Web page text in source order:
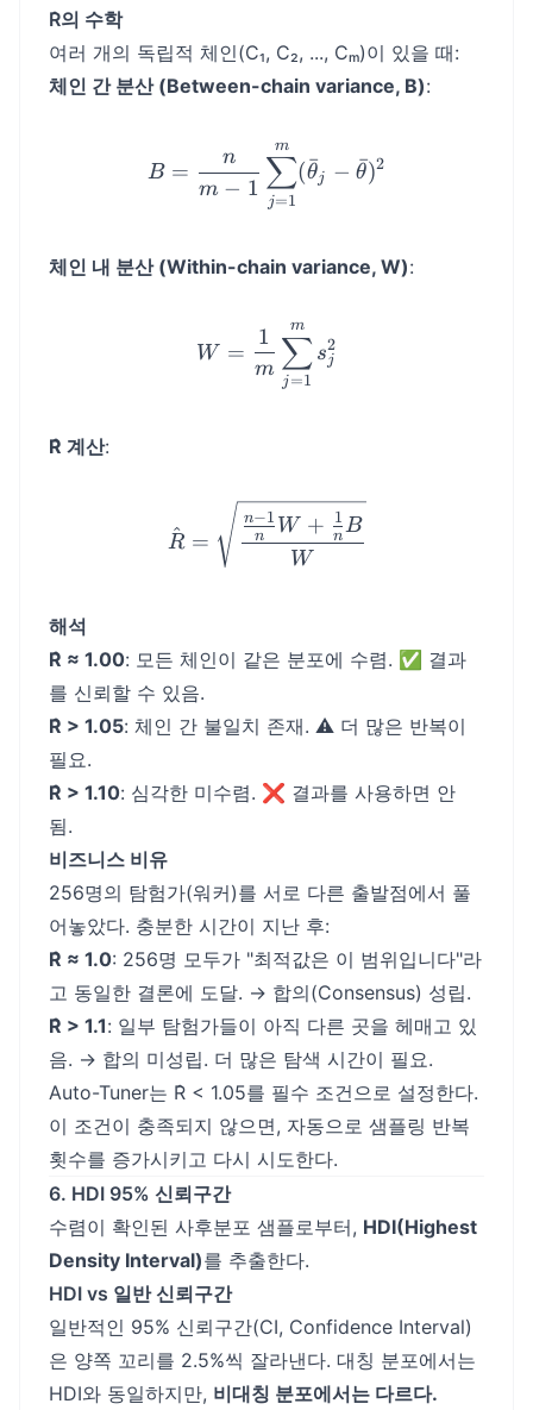
R̂의 수학
여러 개의 독립적 체인(C₁, C₂, ..., Cₘ)이 있을 때:
체인 간 분산 (Between-chain variance, B):
B = \frac{n}{m-1}
B =
m − 1
n
j=1
∑
m
(θ
ˉj − θ
ˉ)2
체인 내 분산 (Within-chain variance, W):
W = \frac{1}{m}
W =
m
1
j =1
∑
m
sj
2
R̂ 계산:
\hat{R} =
R
^ =
W
n
n−1 W + n
1 B
해석
R̂ ≈ 1.00: 모든 체인이 같은 분포에 수렴. ✅ 결과
를 신뢰할 수 있음.
R̂ > 1.05: 체인 간 불일치 존재. ⚠️ 더 많은 반복이
필요.
R̂ > 1.10: 심각한 미수렴. ❌ 결과를 사용하면 안
됨.
비즈니스 비유
256명의 탐험가(워커)를 서로 다른 출발점에서 풀
어놓았다. 충분한 시간이 지난 후:
R̂ ≈ 1.0: 256명 모두가 "최적값은 이 범위입니다"라
고 동일한 결론에 도달. → 합의(Consensus) 성립.
R̂ > 1.1: 일부 탐험가들이 아직 다른 곳을 헤매고 있
음. → 합의 미성립. 더 많은 탐색 시간이 필요.
Auto-Tuner는 R̂ < 1.05를 필수 조건으로 설정한다.
이 조건이 충족되지 않으면, 자동으로 샘플링 반복
횟수를 증가시키고 다시 시도한다.
6. HDI 95% 신뢰구간
수렴이 확인된 사후분포 샘플로부터, HDI(Highest
Density Interval)를 추출한다.
HDI vs 일반 신뢰구간
일반적인 95% 신뢰구간(CI, Confidence Interval)
은 양쪽 꼬리를 2.5%씩 잘라낸다. 대칭 분포에서는
HDI와 동일하지만, 비대칭 분포에서는 다르다.